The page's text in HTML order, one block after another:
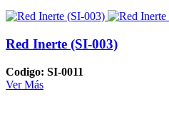
Red Inerte (SI-003)
Codigo: SI-0011
Ver Más